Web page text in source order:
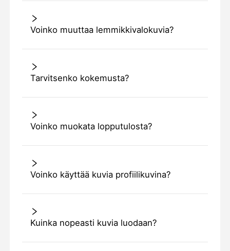
Voinko muuttaa lemmikkivalokuvia?
Tarvitsenko kokemusta?
Voinko muokata lopputulosta?
Voinko käyttää kuvia profiilikuvina?
Kuinka nopeasti kuvia luodaan?